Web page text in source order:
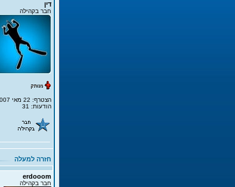
דין
חבר בקהילה
הצטרף: 22 מאי 2007
הודעות: 31
חזרה למעלה
erdooom
חבר בקהילה